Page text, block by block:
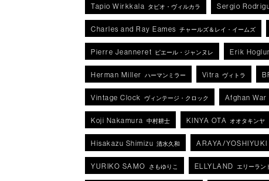
Tapio Wirkkala タピオ・ヴィルカラ Sergio
Charles and Ray Eames チャールズ＆レイ・イームズ
Pierre Jeanneret ピエール・ジャンヌレ Erik
Herman Miller ハーマンミラー Vitra ヴィトラ
Vintage Clock ヴィンテージ・クロック Afghan War
Koji Nakamura 中村耕士 KINYA OTA オオタキンヤ
Hisakazu Shimizu 清水久和 ARAYA/
YURIKO SAMO さもゆりこ ELLYLAND エリーラン